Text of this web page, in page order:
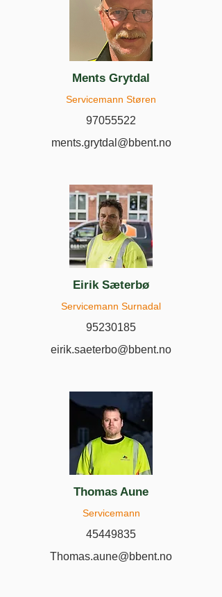
Ments Grytdal
Servicemann Støren
97055522
ments.grytdal@bbent.no
Eirik Sæterbø
Servicemann Surnadal
95230185
eirik.saeterbo@bbent.no
Thomas Aune
Servicemann
45449835
Thomas.aune@bbent.no